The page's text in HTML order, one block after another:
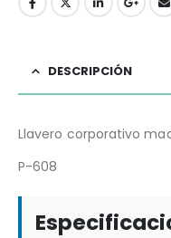
DESCRIPCIÓN
Llavero corporativo
P-608